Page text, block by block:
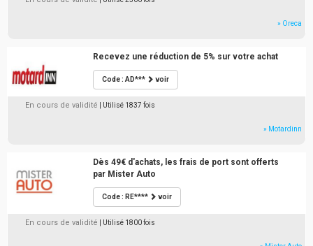
» Oreca
Recevez une réduction de 5% sur votre achat
Code : AD*** voir
En cours de validité | Utilisé 1837 fois
» Motardinn
Dès 49€ d'achats, les frais de port sont offerts
par Mister Auto
Code : RE**** voir
En cours de validité | Utilisé 1800 fois